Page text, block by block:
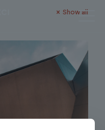
Show all